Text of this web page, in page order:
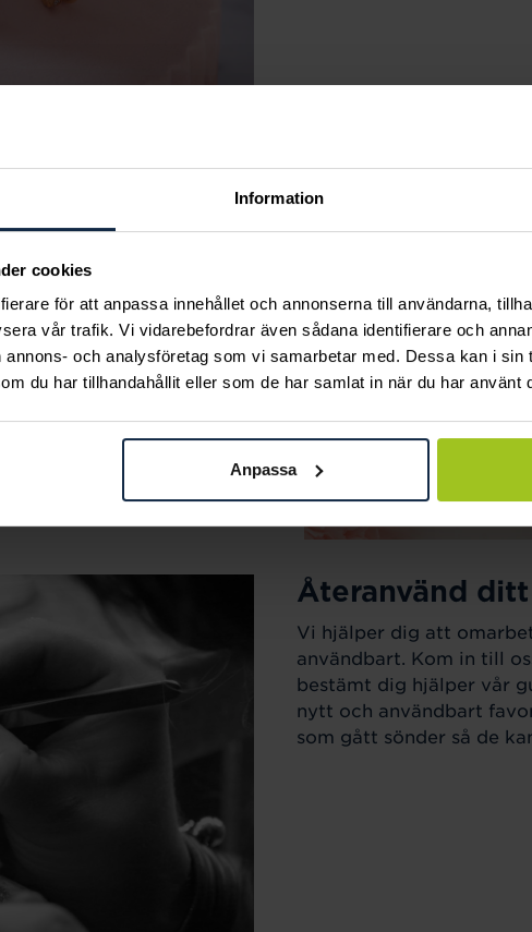
Information
cookies
för att anpassa innehållet och annonserna till användarna,
vår trafik. Vi vidarebefordrar även sådana identifierare och
och analysföretag som vi samarbetar med. Dessa kan i sin
du har tillhandahållit eller som de har samlat in när du har använt
Anpassa
för varje tillfälle i livet.
sortimentet för att
Återanvänd
Vi hjälper dig att
användbart. Kom in till
bestämt dig hjälper vår
nytt och användbart
som gått sönder så de